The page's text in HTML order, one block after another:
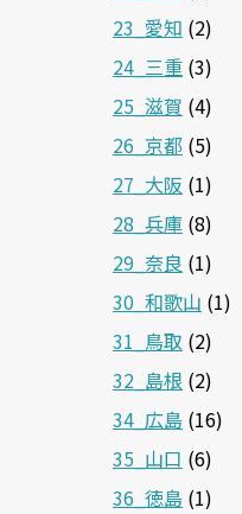
23_愛知 (2)
24_三重 (3)
25_滋賀 (4)
26_京都 (5)
27_大阪 (1)
28_兵庫 (8)
29_奈良 (1)
30_和歌山 (1)
31_鳥取 (2)
32_島根 (2)
34_広島 (16)
35_山口 (6)
36_徳島 (1)